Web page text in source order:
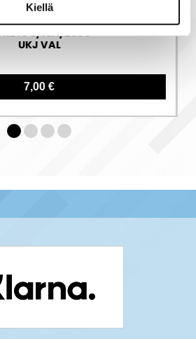
Kiellä
ELKO RS
6/16A/250V
UKJ VAL
7,00 €